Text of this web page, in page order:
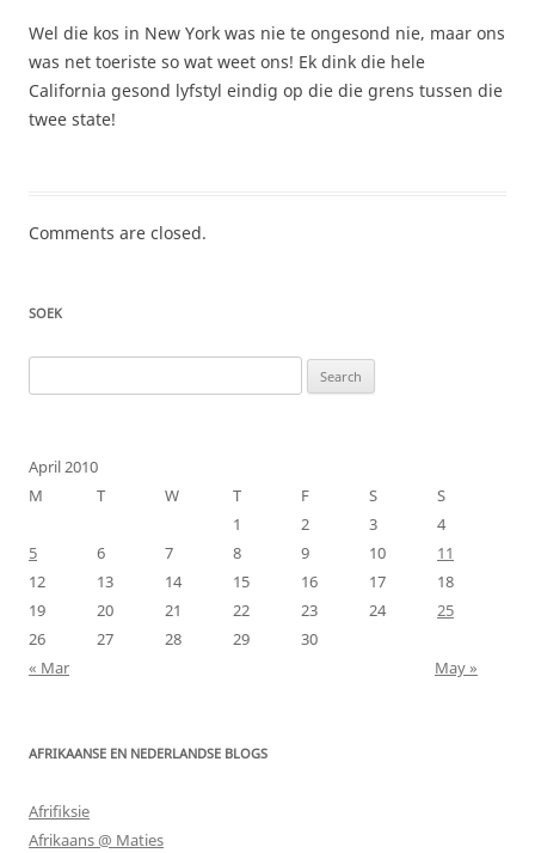
Wel die kos in New York was nie te ongesond nie, maar ons
was net toeriste so wat weet ons! Ek dink die hele
California gesond lyfstyl eindig op die die grens tussen die
twee state!
Comments are closed.
SOEK
for:
April 2010
M
T W T F S
S
1
2 3
4
5
6 7 8 9 10
11
12
13 14 15 16 17
18
19
20 21 22 23 24
25
26
27 28 29
30
« Mar
May »
AFRIKAANSE EN NEDERLANDSE BLOGS
Afrifiksie
Afrikaans @ Maties